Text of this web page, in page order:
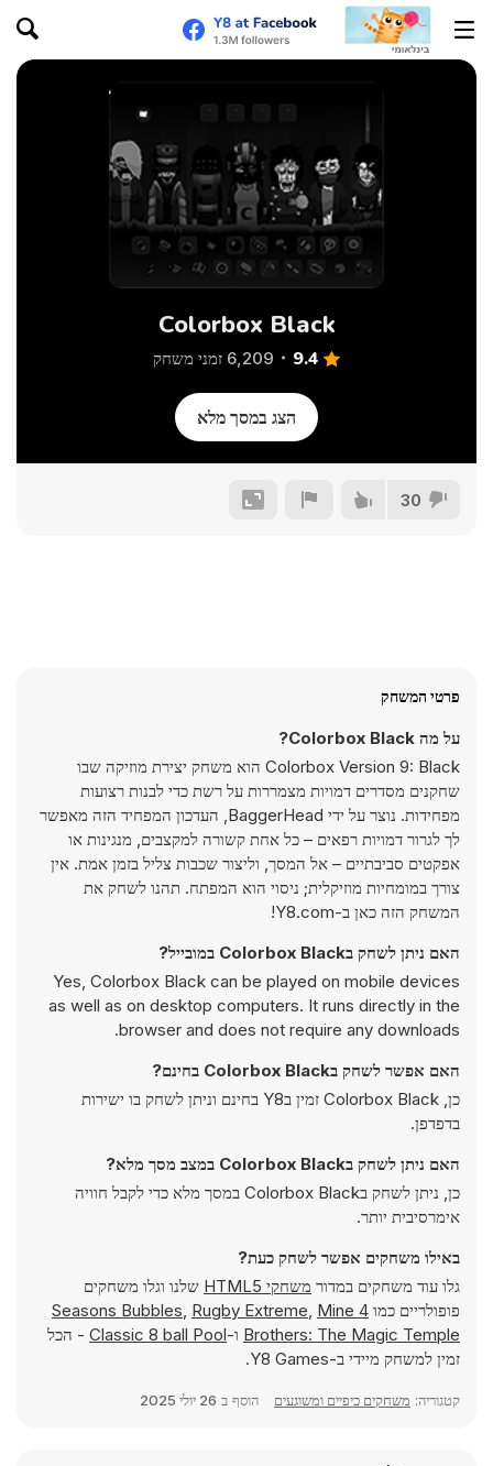
Colorbox Black
9.4 6,209 זמני משחק
הצג במסך מלא
30
פרטי המשחק
על מה Colorbox Black?
Colorbox Version 9: Black הוא משחק יצירת מוזיקה שבו
שחקנים מסדרים דמויות מצמררות על רשת כדי לבנות רצועות
מפחידות. נוצר על ידי BaggerHead, העדכון המפחיד הזה מאפשר
לך לגרור דמויות רפאים – כל אחת קשורה למקצבים, מנגינות או
אפקטים סביבתיים – אל המסך, וליצור שכבות צליל בזמן אמת. אין
צורך במומחיות מוזיקלית; ניסוי הוא המפתח. תהנו לשחק את
המשחק הזה כאן ב-Y8.com!
האם ניתן לשחק בColorbox Black במובייל?
Yes, Colorbox Black can be played on mobile devices
as well as on desktop computers. It runs directly in the
browser and does not require any downloads.
האם אפשר לשחק בColorbox Black בחינם?
כן, Colorbox Black זמין בY8 בחינם וניתן לשחק בו ישירות
בדפדפן.
האם ניתן לשחק בColorbox Black במצב מסך מלא?
כן, ניתן לשחק בColorbox Black במסך מלא כדי לקבל חוויה
אימרסיבית יותר.
באילו משחקים אפשר לשחק כעת?
גלו עוד משחקים במדור משחקי HTML5
שלנו וגלו משחקים
פופולריים כמו 4 Seasons Bubbles
, Rugby Extreme, Mine
Brothers: The Magic Temple ו-Classic 8 ball Pool - הכל
זמין למשחק מיידי ב-Y8 Games.
קטגוריה: משחקים כיפיים ומשוגעים הוסף ב 26 יולי 2025